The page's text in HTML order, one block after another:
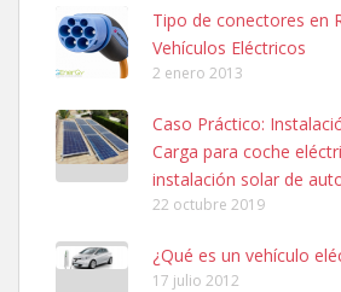
Tipo de conectores en
Vehículos Eléctricos
2 enero 2013
Caso Práctico:
Carga para coche
instalación solar de
22 octubre 2019
¿Qué es un vehículo
17 julio 2012